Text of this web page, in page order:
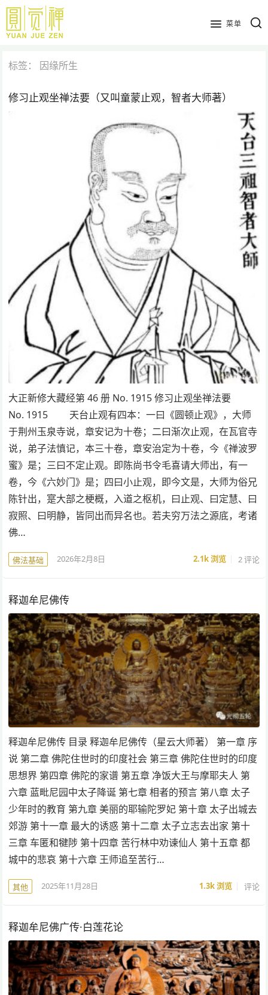
跳
主
内
菜单
标签： 因缘所生
修习止观坐禅法要（又叫童蒙止观，智者大师著）
大正新修大藏经第 46 册 No. 1915 修习止观坐禅法要
No. 1915 天台止观有四本：一曰《圆顿止观》，大师
于荆州玉泉寺说，章安记为十卷；二曰渐次止观，在瓦官寺
说，弟子法慎记，本三十卷，章安治定为十卷，今《禅波罗
蜜》是；三曰不定止观。即陈尚书令毛喜请大师出，有一
卷，今《六妙门》是；四曰小止观，即今文是，大师为俗兄
陈针出，寔大部之梗概，入道之枢机，曰止观、曰定慧、曰
寂照、曰明静，皆同出而异名也。若夫穷万法之源底，考诸
佛…
佛法基础 2026年2月8日 2.1k浏览 2 评论
释迦牟尼佛传
释迦牟尼佛传 目录 释迦牟尼佛传（星云大师著） 第一章 序
说 第二章 佛陀住世时的印度社会 第三章 佛陀住世时的印度
思想界 第四章 佛陀的家谱 第五章 净饭大王与摩耶夫人 第
六章 蓝毗尼园中太子降诞 第七章 相者的预言 第八章 太子
少年时的教育 第九章 美丽的耶输陀罗妃 第十章 太子出城去
郊游 第十一章 最大的诱惑 第十二章 太子立志去出家 第十
三章 车匿和犍陟 第十四章 苦行林中劝谏仙人 第十五章 都
城中的悲哀 第十六章 王师追至苦行…
其他 2025年11月28日 1.3k浏览 评论
释迦牟尼佛广传·白莲花论